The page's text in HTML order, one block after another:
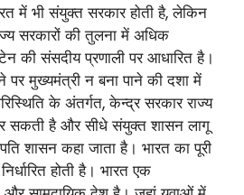
में भी संयुक्त सरकार होती है, लेकिन
सरकारों की तुलना में अधिक
की संसदीय प्रणाली पर आधारित है।
पर मुख्यमंत्री न बना पाने की दशा में
के अंतर्गत, केन्द्र सरकार राज्य
सकती है और सीधे संयुक्त शासन लागू
शासन कहा जाता है। भारत का पूरी
होती है। भारत एक